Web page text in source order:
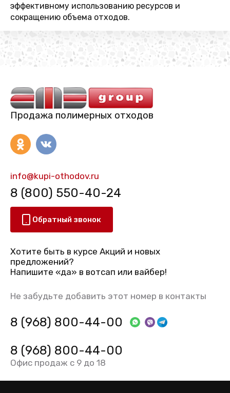
эффективному использованию ресурсов и
сокращению объема отходов.
Продажа полимерных отходов
info@kupi-othodov.ru
8 (800) 550-40-24
Обратный звонок
Хотите быть в курсе Акций и новых
предложений?
Напишите «да» в вотсап или вайбер!
Не забудьте добавить этот номер в контакты
8 (968) 800-44-00
8 (968) 800-44-00
Офис продаж с 9 до 18